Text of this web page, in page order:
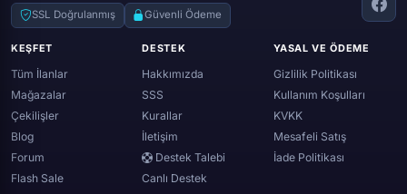
Genshin ımpact
Twitter (x)
Spotify
SSL Doğrulanmış Güvenli Ödeme
KEŞFET
Tüm İlanlar
Mağazalar
Çekilişler
Blog
Forum
Flash Sale
DESTEK
Hakkımızda
SSS
Kurallar
İletişim
Destek Talebi
Canlı Destek
YASAL VE ÖDEME
Gizlilik Politikası
Kullanım Koşulları
KVKK
Mesafeli Satış
İade Politikası